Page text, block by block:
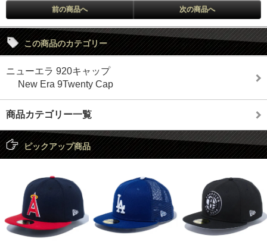
前の商品へ 次の商品へ
この商品のカテゴリー
ニューエラ 920キャップ
New Era 9Twenty Cap
商品カテゴリー一覧
ピックアップ商品